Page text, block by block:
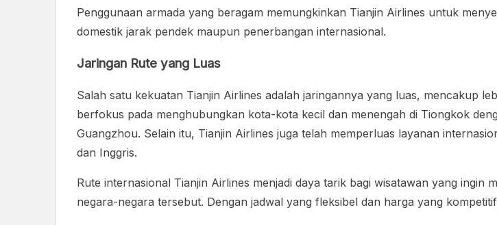
Penggunaan armada yang beragam memungkinkan Tianjin Airlines untuk
domestik jarak pendek maupun penerbangan internasional.
Jaringan Rute yang Luas
Salah satu kekuatan Tianjin Airlines adalah jaringannya yang luas, mencakup
berfokus pada menghubungkan kota-kota kecil dan menengah di Tiongkok
Guangzhou. Selain itu, Tianjin Airlines juga telah memperluas layanan
dan Inggris.
Rute internasional Tianjin Airlines menjadi daya tarik bagi wisatawan yang
negara-negara tersebut. Dengan jadwal yang fleksibel dan harga yang